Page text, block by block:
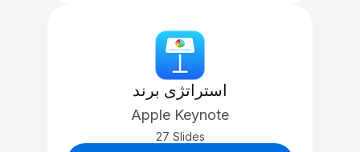
استراتژی برند
Apple Keynote
27 Slides